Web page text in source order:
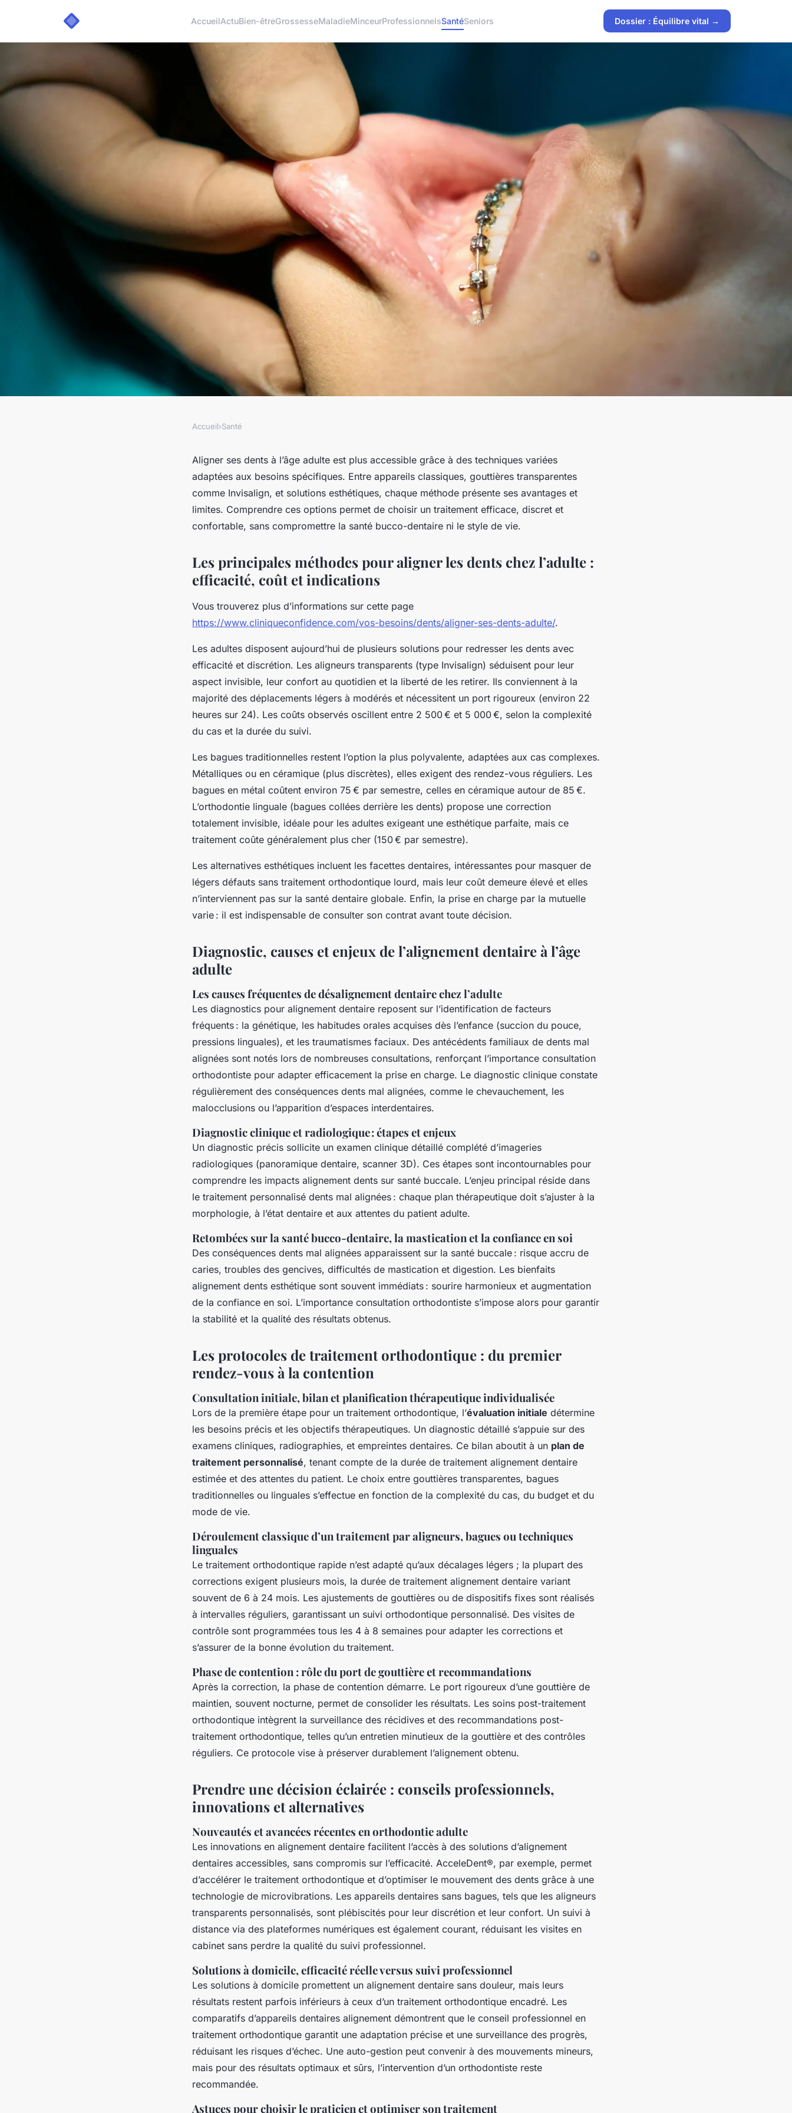
AccueilActuBien-êtreGrossesseMaladieMinceurProfessionnelsSantéSeniors Dossier : Équilibre vital →
Aligner ses dents : les meilleures
options pour adultes
Accueil›Santé
Aligner ses dents à l’âge adulte est plus accessible grâce à des techniques variées
adaptées aux besoins spécifiques. Entre appareils classiques, gouttières transparentes
comme Invisalign, et solutions esthétiques, chaque méthode présente ses avantages et
limites. Comprendre ces options permet de choisir un traitement efficace, discret et
confortable, sans compromettre la santé bucco-dentaire ni le style de vie.
Les principales méthodes pour aligner les dents chez l’adulte :
efficacité, coût et indications
Vous trouverez plus d’informations sur cette page
https://www.cliniqueconfidence.com/vos-besoins/dents/aligner-ses-dents-adulte/.
Les adultes disposent aujourd’hui de plusieurs solutions pour redresser les dents avec
efficacité et discrétion. Les aligneurs transparents (type Invisalign) séduisent pour leur
aspect invisible, leur confort au quotidien et la liberté de les retirer. Ils conviennent à la
majorité des déplacements légers à modérés et nécessitent un port rigoureux (environ 22
heures sur 24). Les coûts observés oscillent entre 2 500 € et 5 000 €, selon la complexité
du cas et la durée du suivi.
Les bagues traditionnelles restent l’option la plus polyvalente, adaptées aux cas complexes.
Métalliques ou en céramique (plus discrètes), elles exigent des rendez-vous réguliers. Les
bagues en métal coûtent environ 75 € par semestre, celles en céramique autour de 85 €.
L’orthodontie linguale (bagues collées derrière les dents) propose une correction
totalement invisible, idéale pour les adultes exigeant une esthétique parfaite, mais ce
traitement coûte généralement plus cher (150 € par semestre).
Les alternatives esthétiques incluent les facettes dentaires, intéressantes pour masquer de
légers défauts sans traitement orthodontique lourd, mais leur coût demeure élevé et elles
n’interviennent pas sur la santé dentaire globale. Enfin, la prise en charge par la mutuelle
varie : il est indispensable de consulter son contrat avant toute décision.
Diagnostic, causes et enjeux de l’alignement dentaire à l’âge
adulte
Les causes fréquentes de désalignement dentaire chez l’adulte
Les diagnostics pour alignement dentaire reposent sur l’identification de facteurs
fréquents : la génétique, les habitudes orales acquises dès l’enfance (succion du pouce,
pressions linguales), et les traumatismes faciaux. Des antécédents familiaux de dents mal
alignées sont notés lors de nombreuses consultations, renforçant l’importance consultation
orthodontiste pour adapter efficacement la prise en charge. Le diagnostic clinique constate
régulièrement des conséquences dents mal alignées, comme le chevauchement, les
malocclusions ou l’apparition d’espaces interdentaires.
Diagnostic clinique et radiologique : étapes et enjeux
Un diagnostic précis sollicite un examen clinique détaillé complété d’imageries
radiologiques (panoramique dentaire, scanner 3D). Ces étapes sont incontournables pour
comprendre les impacts alignement dents sur santé buccale. L’enjeu principal réside dans
le traitement personnalisé dents mal alignées : chaque plan thérapeutique doit s’ajuster à la
morphologie, à l’état dentaire et aux attentes du patient adulte.
Retombées sur la santé bucco-dentaire, la mastication et la confiance en soi
Des conséquences dents mal alignées apparaissent sur la santé buccale : risque accru de
caries, troubles des gencives, difficultés de mastication et digestion. Les bienfaits
alignement dents esthétique sont souvent immédiats : sourire harmonieux et augmentation
de la confiance en soi. L’importance consultation orthodontiste s’impose alors pour garantir
la stabilité et la qualité des résultats obtenus.
Les protocoles de traitement orthodontique : du premier
rendez-vous à la contention
Consultation initiale, bilan et planification thérapeutique individualisée
Lors de la première étape pour un traitement orthodontique, l’évaluation initiale détermine
les besoins précis et les objectifs thérapeutiques. Un diagnostic détaillé s’appuie sur des
examens cliniques, radiographies, et empreintes dentaires. Ce bilan aboutit à un plan de
traitement personnalisé, tenant compte de la durée de traitement alignement dentaire
estimée et des attentes du patient. Le choix entre gouttières transparentes, bagues
traditionnelles ou linguales s’effectue en fonction de la complexité du cas, du budget et du
mode de vie.
Déroulement classique d’un traitement par aligneurs, bagues ou techniques
linguales
Le traitement orthodontique rapide n’est adapté qu’aux décalages légers ; la plupart des
corrections exigent plusieurs mois, la durée de traitement alignement dentaire variant
souvent de 6 à 24 mois. Les ajustements de gouttières ou de dispositifs fixes sont réalisés
à intervalles réguliers, garantissant un suivi orthodontique personnalisé. Des visites de
contrôle sont programmées tous les 4 à 8 semaines pour adapter les corrections et
s’assurer de la bonne évolution du traitement.
Phase de contention : rôle du port de gouttière et recommandations
Après la correction, la phase de contention démarre. Le port rigoureux d’une gouttière de
maintien, souvent nocturne, permet de consolider les résultats. Les soins post-traitement
orthodontique intègrent la surveillance des récidives et des recommandations post-
traitement orthodontique, telles qu’un entretien minutieux de la gouttière et des contrôles
réguliers. Ce protocole vise à préserver durablement l’alignement obtenu.
Prendre une décision éclairée : conseils professionnels,
innovations et alternatives
Nouveautés et avancées récentes en orthodontie adulte
Les innovations en alignement dentaire facilitent l’accès à des solutions d’alignement
dentaires accessibles, sans compromis sur l’efficacité. AcceleDent®, par exemple, permet
d’accélérer le traitement orthodontique et d’optimiser le mouvement des dents grâce à une
technologie de microvibrations. Les appareils dentaires sans bagues, tels que les aligneurs
transparents personnalisés, sont plébiscités pour leur discrétion et leur confort. Un suivi à
distance via des plateformes numériques est également courant, réduisant les visites en
cabinet sans perdre la qualité du suivi professionnel.
Solutions à domicile, efficacité réelle versus suivi professionnel
Les solutions à domicile promettent un alignement dentaire sans douleur, mais leurs
résultats restent parfois inférieurs à ceux d’un traitement orthodontique encadré. Les
comparatifs d’appareils dentaires alignement démontrent que le conseil professionnel en
traitement orthodontique garantit une adaptation précise et une surveillance des progrès,
réduisant les risques d’échec. Une auto-gestion peut convenir à des mouvements mineurs,
mais pour des résultats optimaux et sûrs, l’intervention d’un orthodontiste reste
recommandée.
Astuces pour choisir le praticien et optimiser son traitement